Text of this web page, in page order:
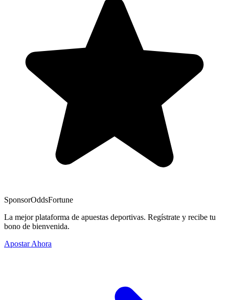
SponsorOddsFortune
La mejor plataforma de apuestas deportivas. Regístrate y recibe tu
bono de bienvenida.
Apostar Ahora